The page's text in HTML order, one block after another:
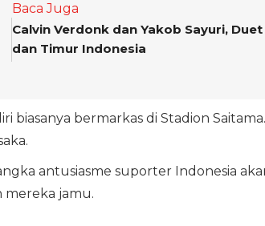
Baca Juga
Calvin Verdonk dan Yakob Sayuri,
dan Timur Indonesia
biasanya bermarkas di Stadion
antusiasme suporter Indonesia
mereka jamu.